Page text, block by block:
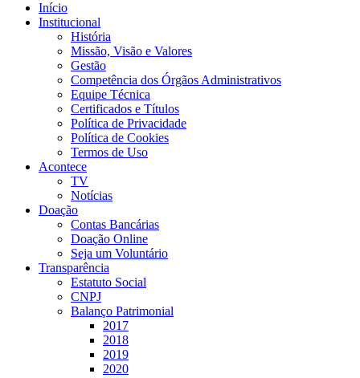
Início
Institucional
História
Missão, Visão e Valores
Gestão
Competência dos Órgãos Administrativos
Equipe Técnica
Certificados e Títulos
Política de Privacidade
Política de Cookies
Termos de Uso
Acontece
TV
Notícias
Doação
Contas Bancárias
Doação Online
Seja um Voluntário
Transparência
Estatuto Social
CNPJ
Balanço Patrimonial
2017
2018
2019
2020